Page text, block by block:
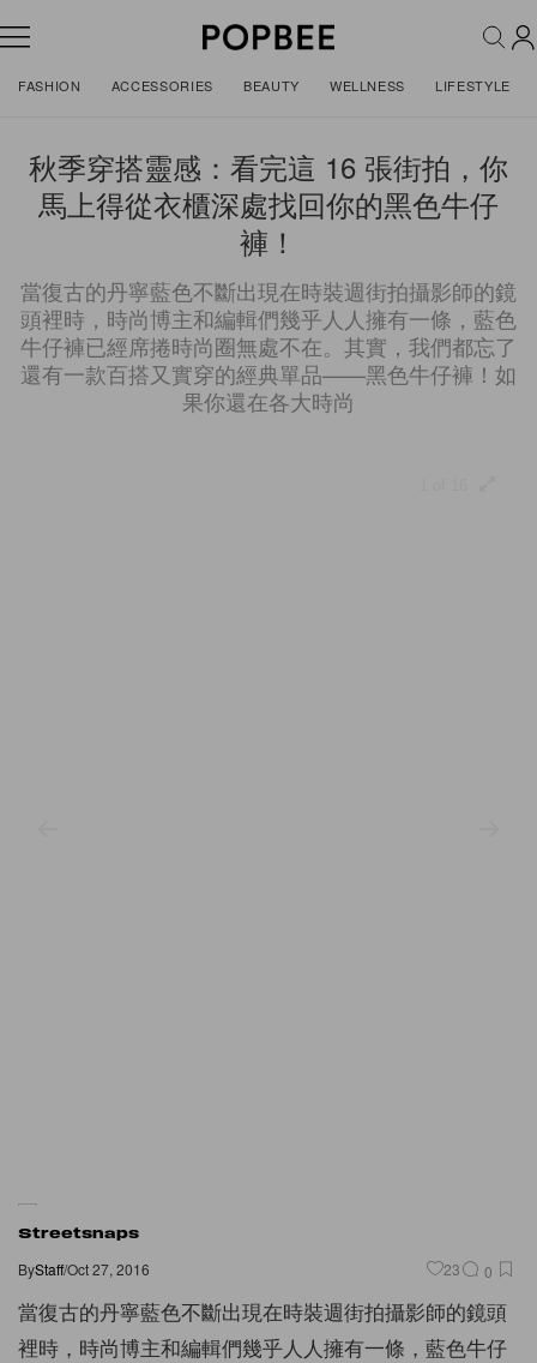
FASHION ACCESSORIES BEAUTY WELLNESS LIFESTYLE
秋季穿搭靈感：看完這 16 張街拍，你
馬上得從衣櫃深處找回你的黑色牛仔
褲！
當復古的丹寧藍色不斷出現在時裝週街拍攝影師的鏡
頭裡時，時尚博主和編輯們幾乎人人擁有一條，藍色
牛仔褲已經席捲時尚圈無處不在。其實，我們都忘了
還有一款百搭又實穿的經典單品——黑色牛仔褲！如
果你還在各大時尚
Streetsnaps
ByStaff/Oct 27, 2016 23 0
當復古的丹寧藍色不斷出現在時裝週街拍攝影師的鏡頭
裡時，時尚博主和編輯們幾乎人人擁有一條，藍色牛仔